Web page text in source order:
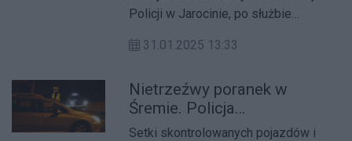
mężczyznę”
Policji w Jarocinie, po służbie
poszukiwanego na podstawie nakazu
31.01.2025 13:33
Nietrzeźwy poranek w
Śremie. Policja
podsumowała akcję
Setki skontrolowanych pojazdów i